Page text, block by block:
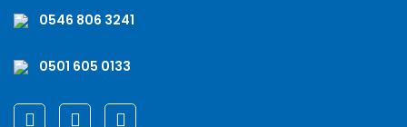
0546 806 3241
0501 605 0133